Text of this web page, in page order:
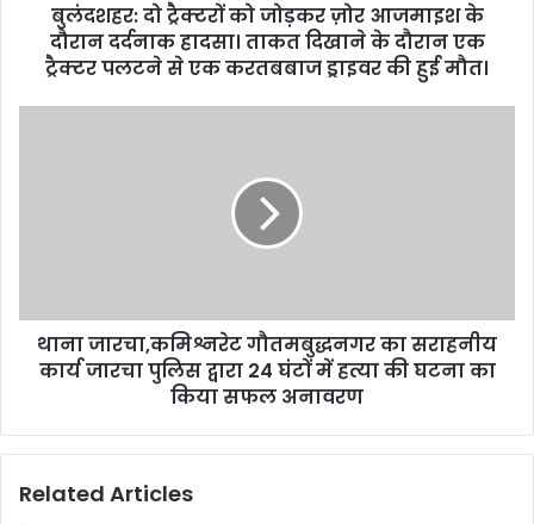
बुलंदशहर: दो ट्रैक्टरों को जोड़कर ज़ोर आजमाइश के
दौरान दर्दनाक हादसा। ताकत दिखाने के दौरान एक
ट्रैक्टर पलटने से एक करतबबाज ड्राइवर की हुई मौत।
थाना जारचा,कमिश्नरेट गौतमबुद्धनगर का सराहनीय
कार्य जारचा पुलिस द्वारा 24 घंटों में हत्या की घटना का
किया सफल अनावरण
Related Articles